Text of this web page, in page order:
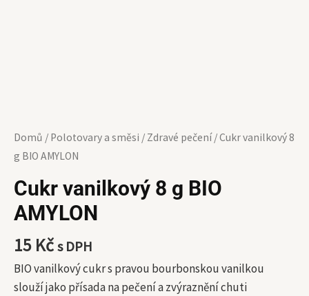
Domů / Polotovary a směsi / Zdravé pečení/ Cukr vanilkový 8
g BIO AMYLON
Cukr vanilkový 8 g BIO
AMYLON
15 Kčs DPH
BIO vanilkový cukr s pravou bourbonskou vanilkou
slouží jako přísada na pečení a zvýraznění chuti